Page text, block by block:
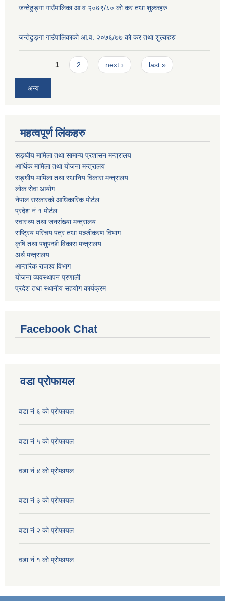
जन्तेढुङ्गा गाउँपालिका आ.व २०७९/८० को कर तथा शुल्कहरु
जन्तेढुङ्गा गाउँपालिकाको आ.व. २०७६/७७ को कर तथा शुल्कहरु
Pages1 2 next › last »
अन्य
महत्वपूर्ण लिंकहरु
सङ्घीय मामिला तथा सामान्य प्रशासन मन्त्रालय
आर्थिक मामिला तथा योजना मन्त्रालय
सङ्घीय मामिला तथा स्थानिय विकास मन्त्रालय
लोक सेवा आयोग
नेपाल सरकारको आधिकारिक पोर्टल
प्रदेश नं १ पोर्टल
स्वास्थ्य तथा जनसंख्या मन्त्रालय
राष्ट्रिय परिचय पत्र तथा पञ्जीकरण विभाग
कृषि तथा पशुपन्छी विकास मन्त्रालय
अर्थ मन्त्रालय
आन्तरिक राजश्व विभाग
योजना व्यवस्थापन प्रणाली
प्रदेश तथा स्थानीय सहयोग कार्यक्रम
Facebook Chat
वडा प्रोफायल
वडा नं ६ को प्रोफायल
वडा नं ५ को प्रोफायल
वडा नं ४ को प्रोफायल
वडा नं ३ को प्रोफायल
वडा नं २ को प्रोफायल
वडा नं १ को प्रोफायल